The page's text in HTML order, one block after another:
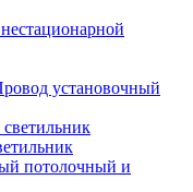
установочный